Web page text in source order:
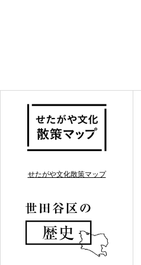
せたがや文化散策マップ